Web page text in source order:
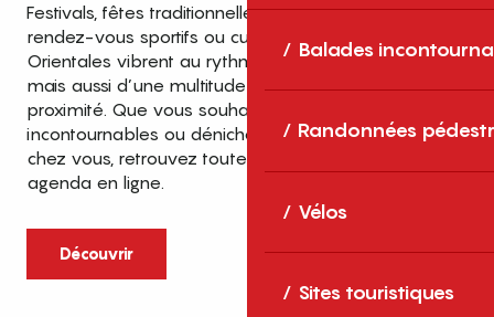
Balades
Randonnées
Vélos
Sites touristiques
Festivals, fêtes traditionnelles, concerts, expositions,
rendez-vous sportifs ou culturels… les Pyrénées-
Orientales vibrent au rythme de grands temps forts
mais aussi d’une multitude d’événements de
proximité. Que vous souhaitiez vivre les
incontournables ou dénicher des sorties près de
chez vous, retrouvez toutes les infos dans notre
agenda en ligne.
Découvrir
Top des événements et sorties
en famille
cet été dans les Pyrénées-Orientales
Entre mer Méditerranée, villages de
caractère et grands espaces naturels, les
Pyrénées-Orientales sont une destination
idéale pour partager des moments en